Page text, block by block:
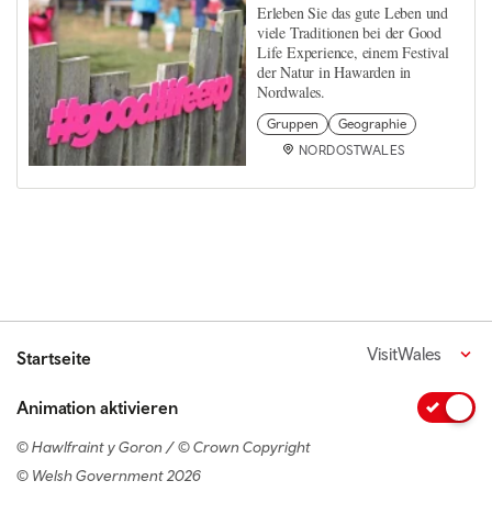
Erleben Sie das gute Leben und
viele Traditionen bei der Good
Life Experience, einem Festival
der Natur in Hawarden in
Nordwales.
Gruppen
Geographie
NORDOSTWALES
Startseite VisitWales
Animation aktivieren
© Hawlfraint y Goron / © Crown Copyright
© Welsh Government 2026